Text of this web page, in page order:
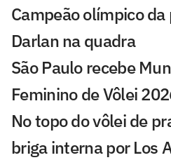
Campeão olímpico
Darlan na quadra
São Paulo recebe
Feminino de Vôlei
No topo do vôlei de
briga interna por Los